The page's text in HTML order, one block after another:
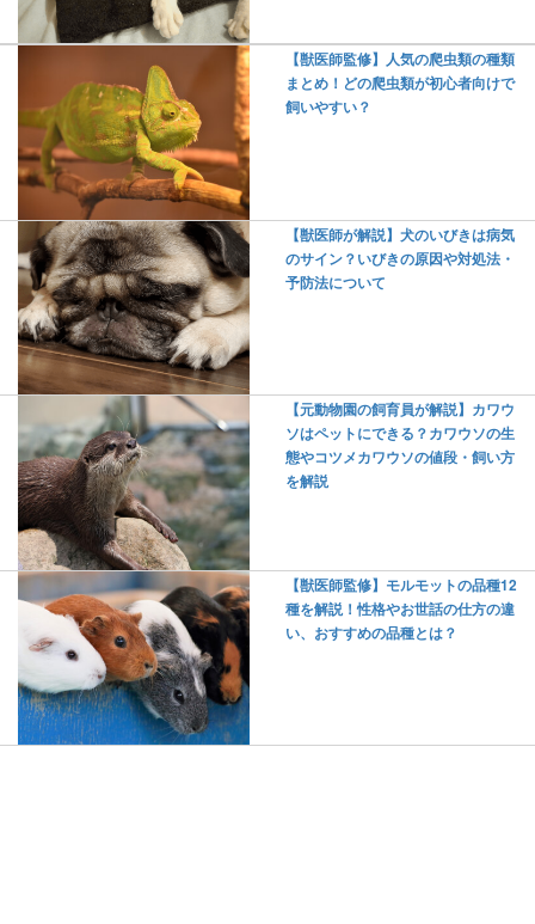
【獣医師監修】人気の爬虫類の種類
まとめ！どの爬虫類が初心者向けで
飼いやすい？
【獣医師が解説】犬のいびきは病気
のサイン？いびきの原因や対処法・
予防法について
【元動物園の飼育員が解説】カワウ
ソはペットにできる？カワウソの生
態やコツメカワウソの値段・飼い方
を解説
【獣医師監修】モルモットの品種12
種を解説！性格やお世話の仕方の違
い、おすすめの品種とは？